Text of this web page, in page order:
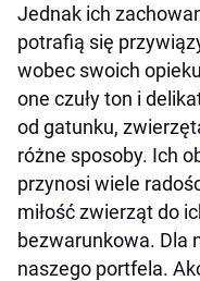
Jednak ich
potrafią się
wobec swoich
one czuły ton i
od gatunku,
różne sposoby. Ich
przynosi wiele
miłość zwierząt do
bezwarunkowa. Dla
naszego portfela.